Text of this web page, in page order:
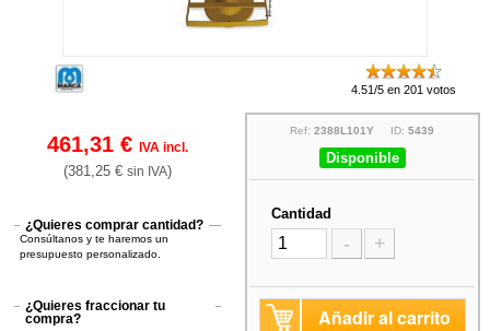
4.51/5 en 201 votos
461,31 €IVA incl.
(381,25 €sin IVA)
¿Quieres comprar cantidad?
Consúltanos y te haremos un
presupuesto personalizado.
¿Quieres fraccionar tu
compra?
Ref:2388L101Y ID:5439
Disponible
Cantidad
- +
Añadir al carrito